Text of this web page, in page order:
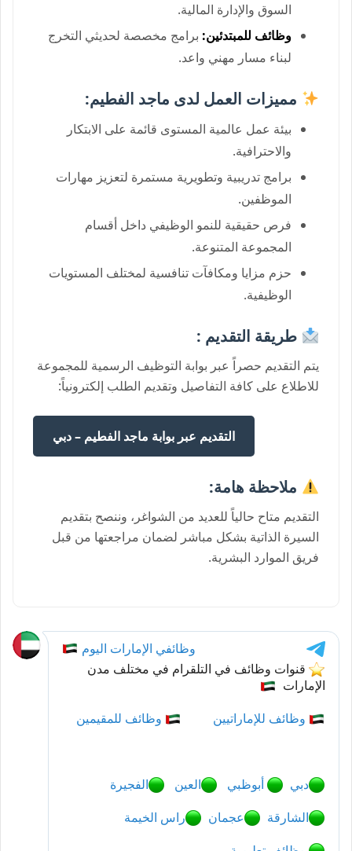
السوق والإدارة المالية.
وظائف للمبتدئين: برامج مخصصة لحديثي التخرج
لبناء مسار مهني واعد.
مميزات العمل لدى ماجد الفطيم:
بيئة عمل عالمية المستوى قائمة على الابتكار
والاحترافية.
برامج تدريبية وتطويرية مستمرة لتعزيز مهارات
الموظفين.
فرص حقيقية للنمو الوظيفي داخل أقسام
المجموعة المتنوعة.
حزم مزايا ومكافآت تنافسية لمختلف المستويات
الوظيفية.
طريقة التقديم :
يتم التقديم حصراً عبر بوابة التوظيف الرسمية للمجموعة
للاطلاع على كافة التفاصيل وتقديم الطلب إلكترونياً:
التقديم عبر بوابة ماجد الفطيم – دبي
ملاحظة هامة:
التقديم متاح حالياً للعديد من الشواغر، وننصح بتقديم
السيرة الذاتية بشكل مباشر لضمان مراجعتها من قبل
فريق الموارد البشرية.